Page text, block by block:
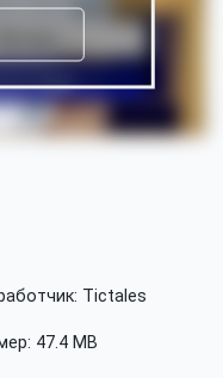
Tictales
47.4 MB